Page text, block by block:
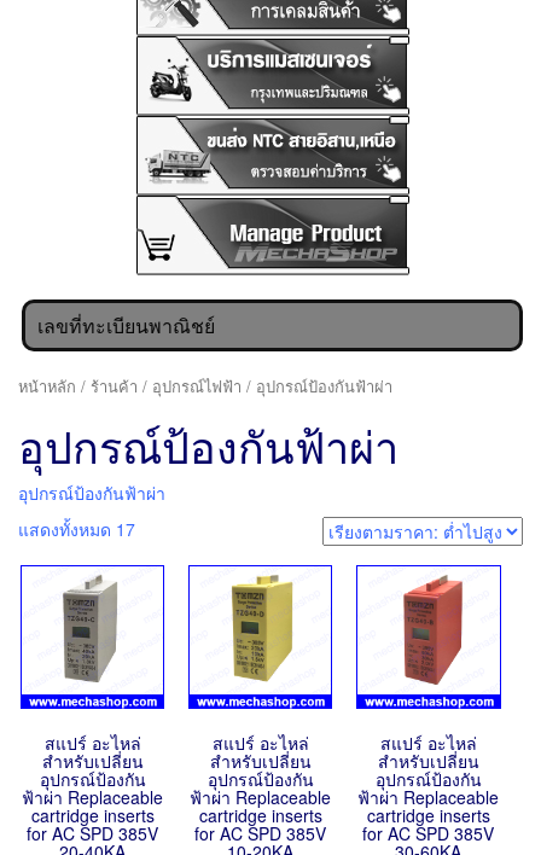
เลขที่ทะเบียนพาณิชย์
หน้าหลัก / ร้านค้า / อุปกรณ์ไฟฟ้า / อุปกรณ์ป้องกันฟ้าผ่า
อุปกรณ์ป้องกันฟ้าผ่า
อุปกรณ์ป้องกันฟ้าผ่า
แสดงทั้งหมด 17
สแปร์ อะไหล่
สำหรับเปลี่ยน
อุปกรณ์ป้องกัน
ฟ้าผ่า Replaceable
cartridge inserts
for AC SPD 385V
สแปร์ อะไหล่
สำหรับเปลี่ยน
อุปกรณ์ป้องกัน
ฟ้าผ่า Replaceable
cartridge inserts
for AC SPD 385V
สแปร์ อะไหล่
สำหรับเปลี่ยน
อุปกรณ์ป้องกัน
ฟ้าผ่า Replaceable
cartridge inserts
for AC SPD 385V